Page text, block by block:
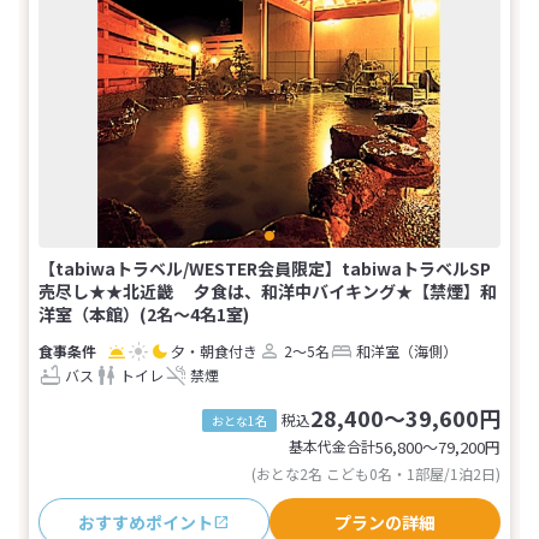
【tabiwaトラベル/WESTER会員限定】tabiwaトラベルSP
売尽し★★北近畿 夕食は、和洋中バイキング★【禁煙】和
洋室（本館）(2名～4名1室)
夕・朝食付き 2～5名
和洋室（海側）
バス
トイレ 禁煙
おとな1名 税込28,400～39,600円
基本代金合計56,800〜79,200円
(おとな2名 こども0名・1部屋/1泊2日)
おすすめポイント プランの詳細